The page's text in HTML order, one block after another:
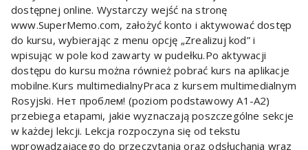
dostępnej online. Wystarczy wejść na stronę
www.SuperMemo.com, założyć konto i aktywować dostęp
do kursu, wybierając z menu opcję „Zrealizuj kod” i
wpisując w pole kod zawarty w pudełku.Po aktywacji
dostępu do kursu można również pobrać kurs na aplikacje
mobilne.Kurs multimedialnyPraca z kursem multimedialnym
Rosyjski. Нет проблем! (poziom podstawowy A1-A2)
przebiega etapami, jakie wyznaczają poszczególne sekcje
w każdej lekcji. Lekcja rozpoczyna się od tekstu
wprowadzającego do przeczytania oraz odsłuchania wraz